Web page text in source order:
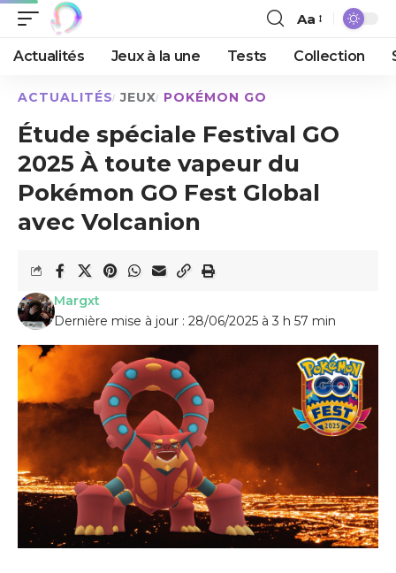
Aa
Actualités Jeux à la une Tests Collection
ACTUALITÉS JEUX POKÉMON GO
Étude spéciale Festival GO
2025 À toute vapeur du
Pokémon GO Fest Global
avec Volcanion
Dernière mise à jour : 28/06/2025 à 3 h 57 min
Margxt